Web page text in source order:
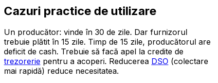
Cazuri practice de utilizare
Un producător: vinde în 30 de zile. Dar furnizorul
trebuie plătit în 15 zile. Timp de 15 zile, producătorul are
deficit de cash. Trebuie să facă apel la credite de
trezorerie pentru a acoperi. Reducerea DSO (colectare
mai rapidă) reduce necesitatea.